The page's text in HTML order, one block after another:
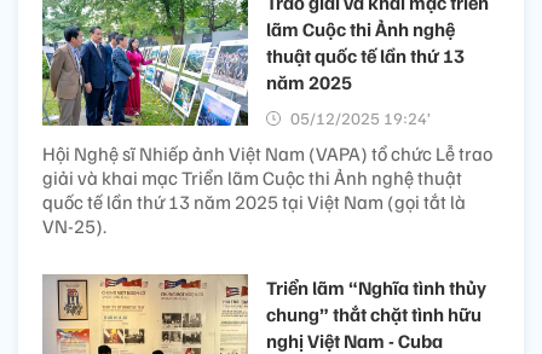
lãm Cuộc thi Ảnh nghệ
thuật quốc tế lần thứ 13
năm 2025
05/12/2025 19:24’
Hội Nghệ sĩ Nhiếp ảnh Việt Nam (VAPA) tổ chức Lễ trao
giải và khai mạc Triển lãm Cuộc thi Ảnh nghệ thuật
quốc tế lần thứ 13 năm 2025 tại Việt Nam (gọi tắt là
VN-25).
Triển lãm “Nghĩa tình thủy
chung” thắt chặt tình hữu
nghị Việt Nam - Cuba